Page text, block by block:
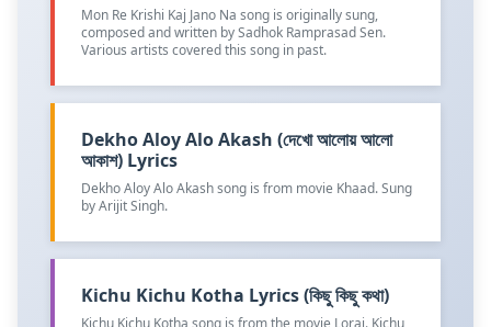
Mon Re Krishi Kaj Jano Na song is originally sung,
composed and written by Sadhok Ramprasad Sen.
Various artists covered this song in past.
Dekho Aloy Alo Akash (দেখো আলোয় আলো
আকাশ) Lyrics
Dekho Aloy Alo Akash song is from movie Khaad. Sung
by Arijit Singh.
Kichu Kichu Kotha Lyrics (কিছু কিছু কথা)
Kichu Kichu Kotha song is from the movie Lorai. Kichu